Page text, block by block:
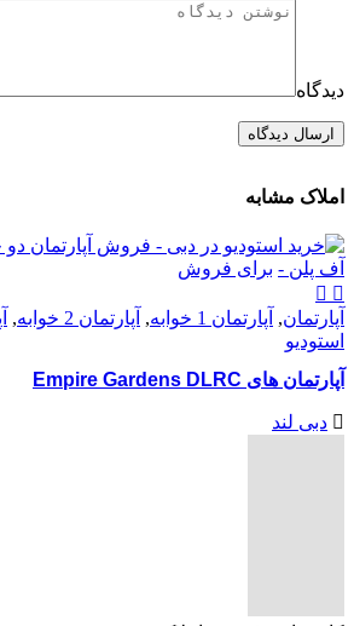
دیدگاه
املاک مشابه
آف پلن - برای فروش
آپارتمان, آپارتمان 1 خوابه , آپارتمان 2 خوابه ,
استودیو
آپارتمان های Empire Gardens DLRC
دبی لند